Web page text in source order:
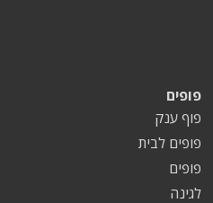
פופים
פוף ענק
פופים לבית
פופים
לגינה